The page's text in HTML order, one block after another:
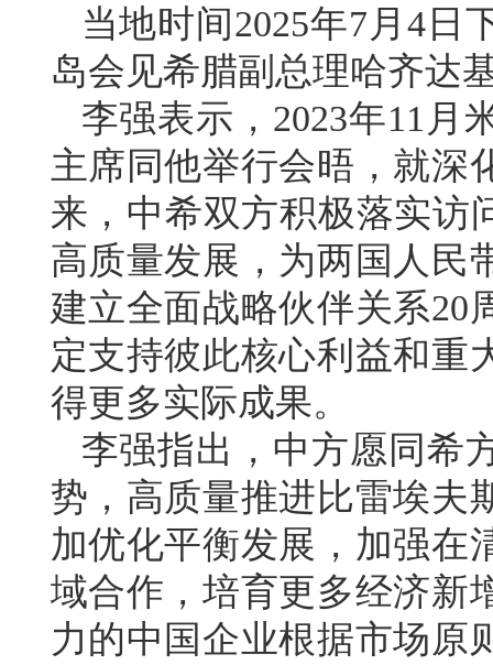
当地时间2025年7月4日
岛会见希腊副总理哈齐达
李强表示，2023年11月
主席同他举行会晤，就深
来，中希双方积极落实访
高质量发展，为两国人民
建立全面战略伙伴关系20
定支持彼此核心利益和重
得更多实际成果。
李强指出，中方愿同希
势，高质量推进比雷埃夫
加优化平衡发展，加强在
域合作，培育更多经济新
力的中国企业根据市场原